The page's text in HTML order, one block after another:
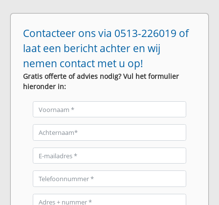
Contacteer ons via 0513-226019 of
laat een bericht achter en wij
nemen contact met u op!
Gratis offerte of advies nodig? Vul het formulier
hieronder in: